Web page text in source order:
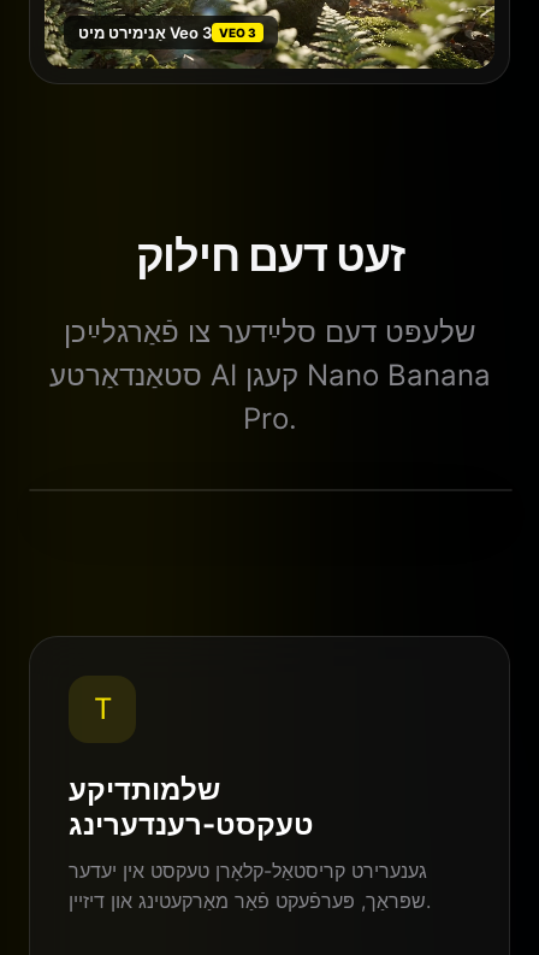
אַנימירט מיט Veo 3 VEO 3
זעט דעם חילוק
שלעפּט דעם סלײַדער צו פֿאַרגלײַכן
סטאַנדאַרטע AI קעגן Nano Banana
Pro.
T
שלמותדיקע
טעקסט-רענדערינג
גענערירט קריסטאַל-קלאָרן טעקסט אין יעדער
שפּראַך, פּערפֿעקט פֿאַר מאַרקעטינג און דיזיין.